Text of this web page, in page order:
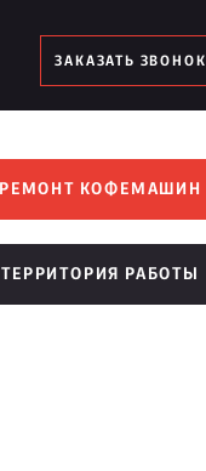
ЗАКАЗАТЬ ЗВОНОК
РЕМОНТ КОФЕМАШИН
ТЕРРИТОРИЯ РАБОТЫ